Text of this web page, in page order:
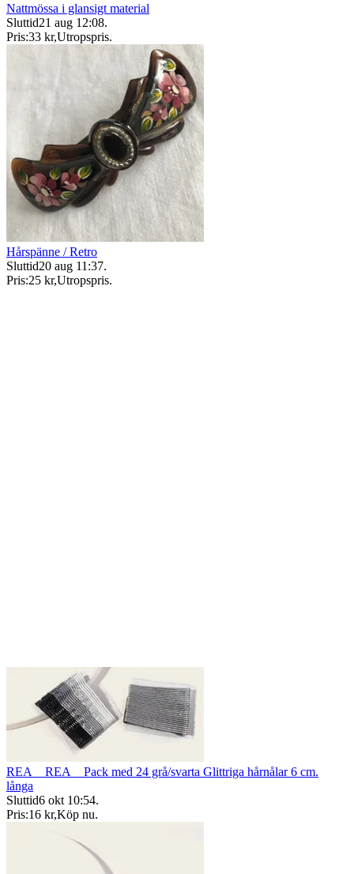
Nattmössa i glansigt material
Sluttid21 aug 12:08.
Pris:33 kr,Utropspris.
Hårspänne / Retro
Sluttid20 aug 11:37.
Pris:25 kr,Utropspris.
REA__REA__Pack med 24 grå/svarta Glittriga hårnålar 6 cm.
långa
Sluttid6 okt 10:54.
Pris:16 kr,Köp nu.